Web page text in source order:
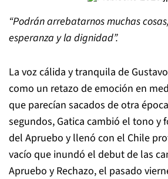
“Podrán arrebatarnos muchas
esperanza y la dignidad”.
La voz cálida y tranquila de
como un retazo de emoción en
que parecían sacados de otra
segundos, Gatica cambió el tono y
del Apruebo y llenó con el Chile
vacío que inundó el debut de las
Apruebo y Rechazo, el pasado